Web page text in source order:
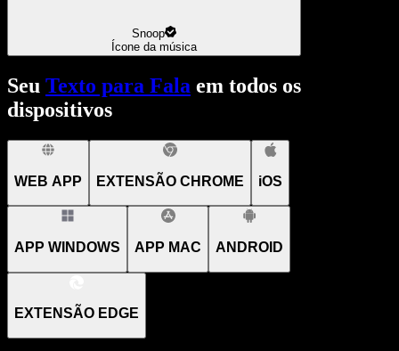
Snoop
Ícone da música
Seu Texto para Fala em todos os
dispositivos
WEB APP EXTENSÃO CHROME iOS
APP WINDOWS APP MAC ANDROID
EXTENSÃO EDGE